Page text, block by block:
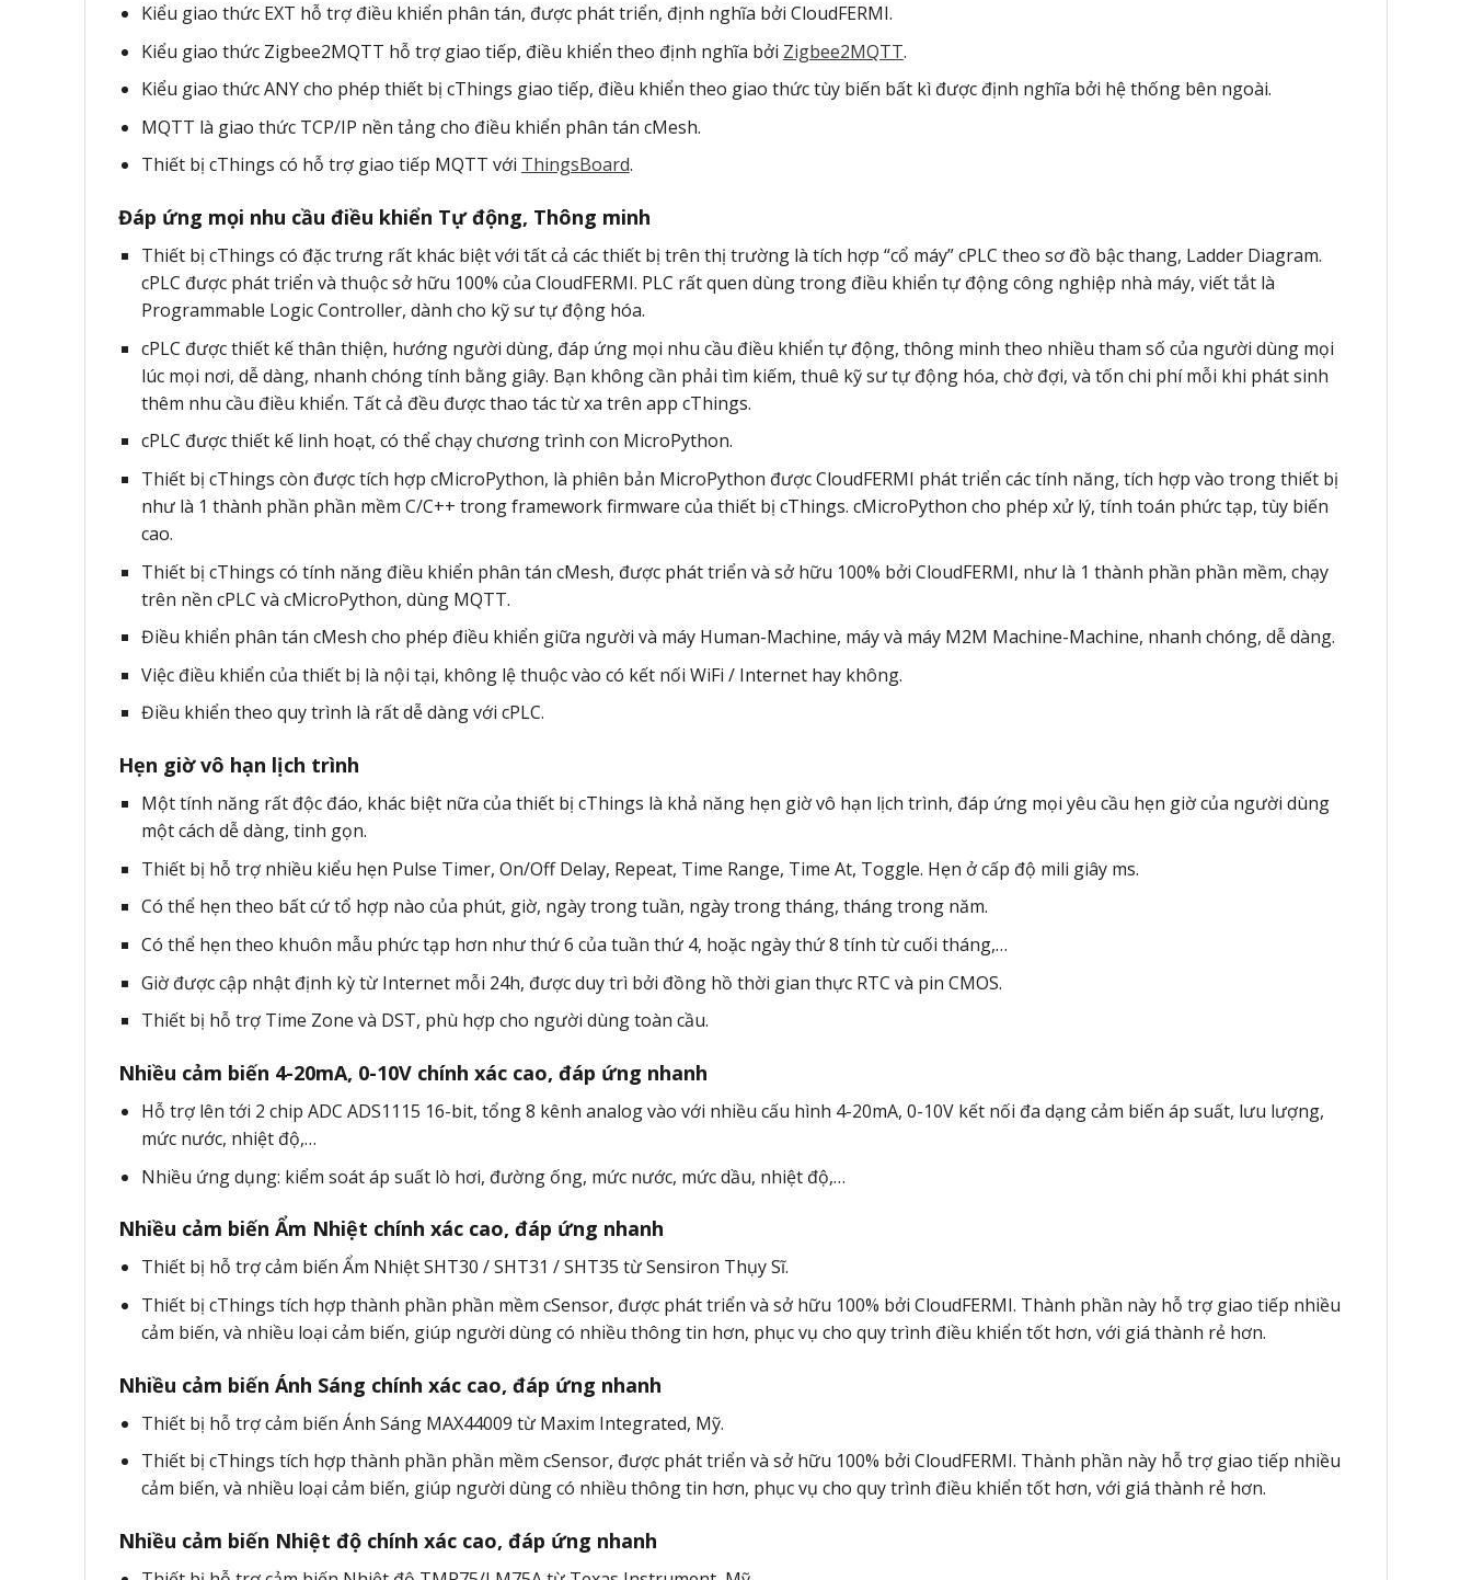
Kiểu giao thức EXT hỗ trợ điều khiển phân tán, được phát triển, định nghĩa bởi CloudFERMI.
Kiểu giao thức Zigbee2MQTT hỗ trợ giao tiếp, điều khiển theo định nghĩa bởi Zigbee2MQTT.
Kiểu giao thức ANY cho phép thiết bị cThings giao tiếp, điều khiển theo giao thức tùy biến bất kì được định nghĩa bởi hệ thống bên ngoài.
MQTT là giao thức TCP/IP nền tảng cho điều khiển phân tán cMesh.
Thiết bị cThings có hỗ trợ giao tiếp MQTT với ThingsBoard.
Đáp ứng mọi nhu cầu điều khiển Tự động, Thông minh
Thiết bị cThings có đặc trưng rất khác biệt với tất cả các thiết bị trên thị trường là tích hợp “cổ máy” cPLC theo sơ đồ bậc thang, Ladder Diagram.
cPLC được phát triển và thuộc sở hữu 100% của CloudFERMI. PLC rất quen dùng trong điều khiển tự động công nghiệp nhà máy, viết tắt là
Programmable Logic Controller, dành cho kỹ sư tự động hóa.
cPLC được thiết kế thân thiện, hướng người dùng, đáp ứng mọi nhu cầu điều khiển tự động, thông minh theo nhiều tham số của người dùng mọi
lúc mọi nơi, dễ dàng, nhanh chóng tính bằng giây. Bạn không cần phải tìm kiếm, thuê kỹ sư tự động hóa, chờ đợi, và tốn chi phí mỗi khi phát sinh
thêm nhu cầu điều khiển. Tất cả đều được thao tác từ xa trên app cThings.
cPLC được thiết kế linh hoạt, có thể chạy chương trình con MicroPython.
Thiết bị cThings còn được tích hợp cMicroPython, là phiên bản MicroPython được CloudFERMI phát triển các tính năng, tích hợp vào trong thiết bị
như là 1 thành phần phần mềm C/C++ trong framework firmware của thiết bị cThings. cMicroPython cho phép xử lý, tính toán phức tạp, tùy biến
cao.
Thiết bị cThings có tính năng điều khiển phân tán cMesh, được phát triển và sở hữu 100% bởi CloudFERMI, như là 1 thành phần phần mềm, chạy
trên nền cPLC và cMicroPython, dùng MQTT.
Điều khiển phân tán cMesh cho phép điều khiển giữa người và máy Human-Machine, máy và máy M2M Machine-Machine, nhanh chóng, dễ dàng.
Việc điều khiển của thiết bị là nội tại, không lệ thuộc vào có kết nối WiFi / Internet hay không.
Điều khiển theo quy trình là rất dễ dàng với cPLC.
Hẹn giờ vô hạn lịch trình
Một tính năng rất độc đáo, khác biệt nữa của thiết bị cThings là khả năng hẹn giờ vô hạn lịch trình, đáp ứng mọi yêu cầu hẹn giờ của người dùng
một cách dễ dàng, tinh gọn.
Thiết bị hỗ trợ nhiều kiểu hẹn Pulse Timer, On/Off Delay, Repeat, Time Range, Time At, Toggle. Hẹn ở cấp độ mili giây ms.
Có thể hẹn theo bất cứ tổ hợp nào của phút, giờ, ngày trong tuần, ngày trong tháng, tháng trong năm.
Có thể hẹn theo khuôn mẫu phức tạp hơn như thứ 6 của tuần thứ 4, hoặc ngày thứ 8 tính từ cuối tháng,…
Giờ được cập nhật định kỳ từ Internet mỗi 24h, được duy trì bởi đồng hồ thời gian thực RTC và pin CMOS.
Thiết bị hỗ trợ Time Zone và DST, phù hợp cho người dùng toàn cầu.
Nhiều cảm biến 4-20mA, 0-10V chính xác cao, đáp ứng nhanh
Hỗ trợ lên tới 2 chip ADC ADS1115 16-bit, tổng 8 kênh analog vào với nhiều cấu hình 4-20mA, 0-10V kết nối đa dạng cảm biến áp suất, lưu lượng,
mức nước, nhiệt độ,…
Nhiều ứng dụng: kiểm soát áp suất lò hơi, đường ống, mức nước, mức dầu, nhiệt độ,…
Nhiều cảm biến Ẩm Nhiệt chính xác cao, đáp ứng nhanh
Thiết bị hỗ trợ cảm biến Ẩm Nhiệt SHT30 / SHT31 / SHT35 từ Sensiron Thụy Sĩ.
Thiết bị cThings tích hợp thành phần phần mềm cSensor, được phát triển và sở hữu 100% bởi CloudFERMI. Thành phần này hỗ trợ giao tiếp nhiều
cảm biến, và nhiều loại cảm biến, giúp người dùng có nhiều thông tin hơn, phục vụ cho quy trình điều khiển tốt hơn, với giá thành rẻ hơn.
Nhiều cảm biến Ánh Sáng chính xác cao, đáp ứng nhanh
Thiết bị hỗ trợ cảm biến Ánh Sáng MAX44009 từ Maxim Integrated, Mỹ.
Thiết bị cThings tích hợp thành phần phần mềm cSensor, được phát triển và sở hữu 100% bởi CloudFERMI. Thành phần này hỗ trợ giao tiếp nhiều
cảm biến, và nhiều loại cảm biến, giúp người dùng có nhiều thông tin hơn, phục vụ cho quy trình điều khiển tốt hơn, với giá thành rẻ hơn.
Nhiều cảm biến Nhiệt độ chính xác cao, đáp ứng nhanh